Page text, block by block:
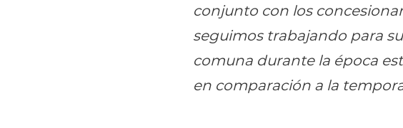
conjunto con los
seguimos trabajando para
comuna durante la época
en comparación a la